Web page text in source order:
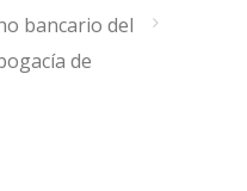
bancario del
de